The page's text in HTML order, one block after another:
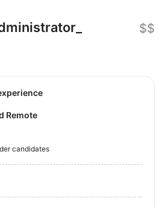
$$
Remote
candidates